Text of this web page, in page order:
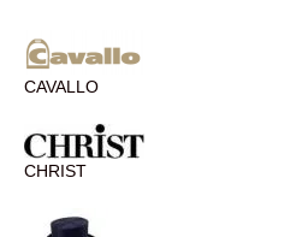
CAVALLO
CHRIST